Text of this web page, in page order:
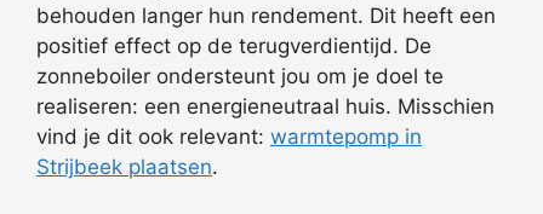
behouden langer hun rendement. Dit heeft een
positief effect op de terugverdientijd. De
zonneboiler ondersteunt jou om je doel te
realiseren: een energieneutraal huis. Misschien
vind je dit ook relevant: warmtepomp in
Strijbeek plaatsen.